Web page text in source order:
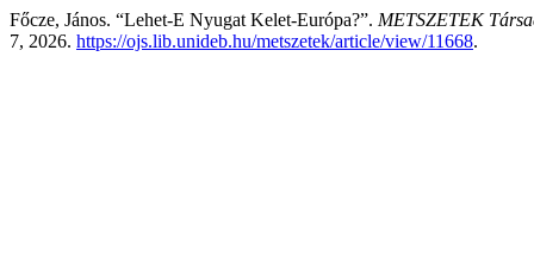
Főcze, János. “Lehet-E Nyugat Kelet-Európa?”. METSZETEK
7, 2026. https://ojs.lib.unideb.hu/metszetek/article/view/11668.